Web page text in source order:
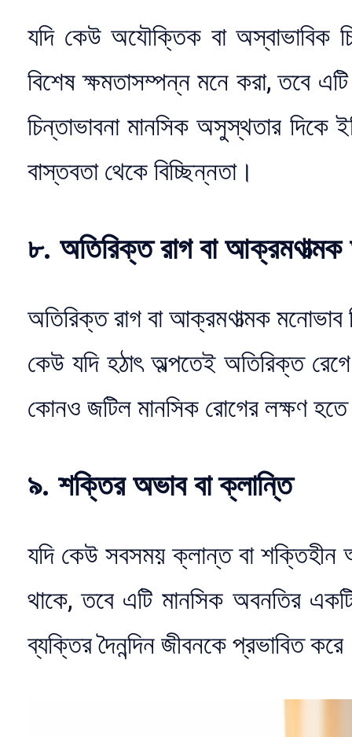
যদি কেউ অযৌক্তিক বা অস্বাভাবিক
বিশেষ ক্ষমতাসম্পন্ন মনে করা, তবে
চিন্তাভাবনা মানসিক অসুস্থতার দিকে
বাস্তবতা থেকে বিচ্ছিন্নতা।
৮. অতিরিক্ত রাগ বা
অতিরিক্ত রাগ বা আক্রমণাত্মক
কেউ যদি হঠাৎ অল্পতেই অতিরিক্ত
কোনও জটিল মানসিক রোগের লক্ষণ
৯. শক্তির অভাব বা ক্লান্তি
যদি কেউ সবসময় ক্লান্ত বা
থাকে, তবে এটি মানসিক অবনতির
ব্যক্তির দৈনন্দিন জীবনকে প্রভাবিত